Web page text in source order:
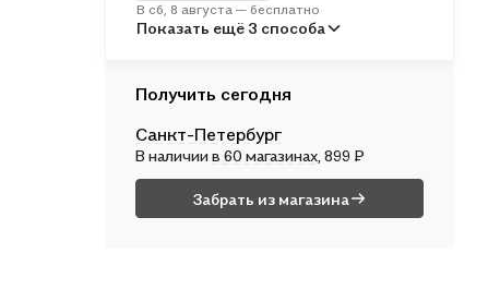
В сб, 8 августа — бесплатно
В пунктах выдачи
В вс, 9 августа — от 315 ₽
Почтой России
В пн, 10 августа — от 521 ₽
Показать ещё 3 способа
Получить сегодня
Санкт-Петербург
В наличиив 60 магазинах , 899 ₽
Забрать из магазина